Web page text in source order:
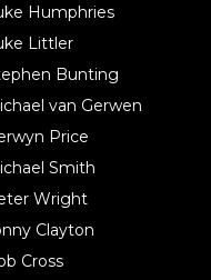
Humphries
Littler
Bunting
van Gerwen
Price
Smith
Wright
Clayton
Cross